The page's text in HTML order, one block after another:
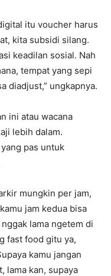
itu voucher harus
kita subsidi silang.
keadilan sosial. Nah
tempat yang sepi
diadjust,” ungkapnya.
ini atau wacana
lebih dalam.
pas untuk
mungkin per jam,
jam kedua bisa
lama ngetem di
fast food gitu ya,
kamu jangan
lama kan, supaya